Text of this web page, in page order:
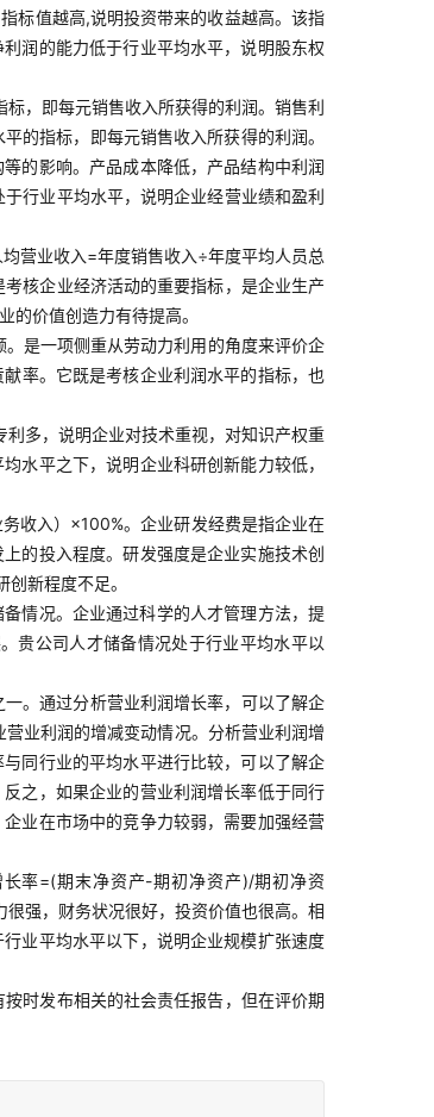
标值越高,说明投资带来的收益越高。该指
润的能力低于行业平均水平，说明股东权
，即每元销售收入所获得的利润。销售利
的指标，即每元销售收入所获得的利润。
的影响。产品成本降低，产品结构中利润
行业平均水平，说明企业经营业绩和盈利
营业收入=年度销售收入÷年度平均人员总
核企业经济活动的重要指标，是企业生产
价值创造力有待提高。
是一项侧重从劳动力利用的角度来评价企
率。它既是考核企业利润水平的指标，也
多，说明企业对技术重视，对知识产权重
水平之下，说明企业科研创新能力较低，
收入）×100%。企业研发经费是指企业在
的投入程度。研发强度是企业实施技术创
新程度不足。
情况。企业通过科学的人才管理方法，提
贵公司人才储备情况处于行业平均水平以
。通过分析营业利润增长率，可以了解企
业利润的增减变动情况。分析营业利润增
同行业的平均水平进行比较，可以了解企
之，如果企业的营业利润增长率低于同行
业在市场中的竞争力较弱，需要加强经营
率=(期末净资产-期初净资产)/期初净资
强，财务状况很好，投资价值也很高。相
业平均水平以下，说明企业规模扩张速度
时发布相关的社会责任报告，但在评价期